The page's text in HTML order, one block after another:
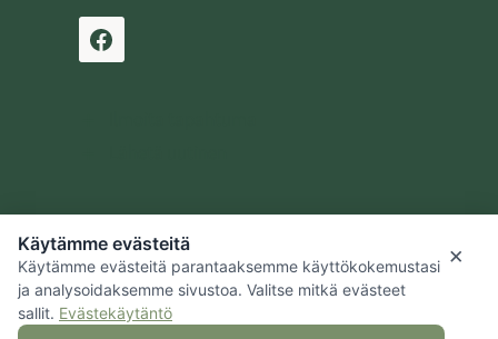
Jaalan kotiseutusäätiö
Kouvolan kaupunki
×
Käytämme evästeitä
Käytämme evästeitä parantaaksemme käyttökokemustasi
ja analysoidaksemme sivustoa. Valitse mitkä evästeet
sallit. Evästekäytäntö